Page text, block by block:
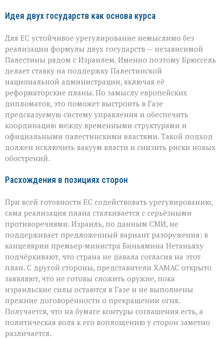
Идея двух государств как основа курса
Для ЕС устойчивое урегулирование немыслимо без
реализации формулы двух государств — независимой
Палестины рядом с Израилем. Именно поэтому Брюссель
делает ставку на поддержку Палестинской
национальной администрации, включая её
реформаторские планы. По замыслу европейских
дипломатов, это поможет выстроить в Газе
предсказуемую систему управления и обеспечить
координацию между временными структурами и
официальными палестинскими властями. Такой подход
должен исключить вакуум власти и снизить риски новых
обострений.
Расхождения в позициях сторон
При всей готовности ЕС содействовать урегулированию,
сама реализация плана сталкивается с серьёзными
противоречиями. Израиль, по данным СМИ, не
поддерживает предложенный вариант разоружения: в
канцелярии премьер‑министра Биньямина Нетаньяху
подчёркивают, что страна не давала согласия на этот
план. С другой стороны, представители ХАМАС открыто
заявляют, что не готовы сложить оружие, пока
израильские силы остаются в Газе и не выполнены
прежние договорённости о прекращении огня.
Получается, что на бумаге контуры соглашения есть, а
политическая воля к его воплощению у сторон заметно
различается.